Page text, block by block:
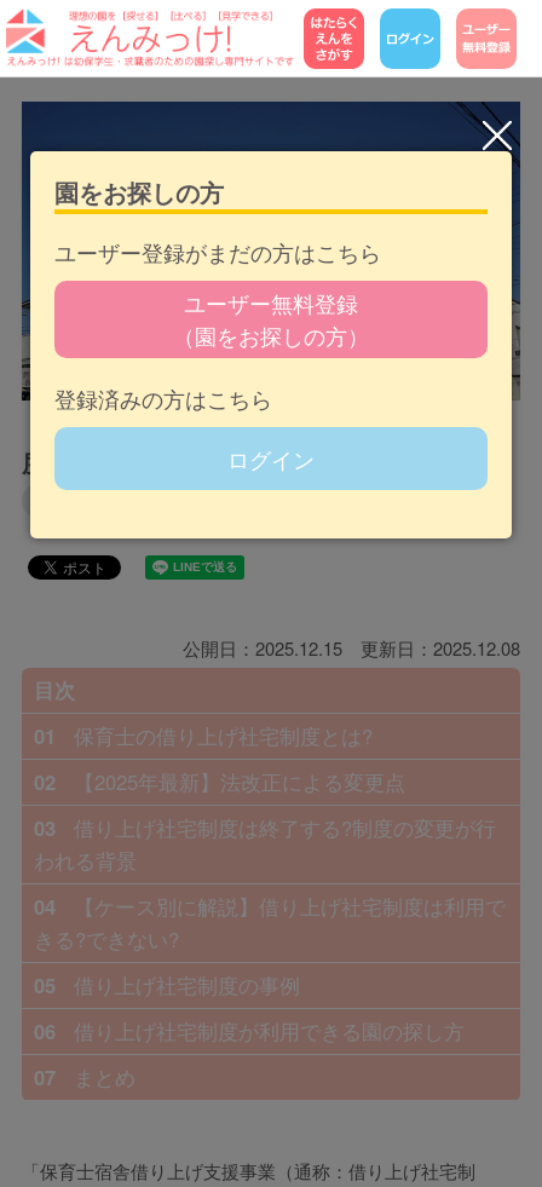
【2025年改正対応】保育士の借り上げ社宅制
度とは?改正の変更点も解説
公開日：2025.12.15 更新日：2025.12.08
目次
01
保育士の借り上げ社宅制度とは?
02
【2025年最新】法改正による変更点
03
借り上げ社宅制度は終了する?制度の変更が行
われる背景
04
【ケース別に解説】借り上げ社宅制度は利用で
きる?できない?
05
借り上げ社宅制度の事例
06
借り上げ社宅制度が利用できる園の探し方
07
まとめ
「保育士宿舎借り上げ支援事業（通称：借り上げ社宅制
園をお探しの方
ユーザー登録がまだの方はこちら
ユーザー無料登録
（園をお探しの方）
登録済みの方はこちら
ログイン